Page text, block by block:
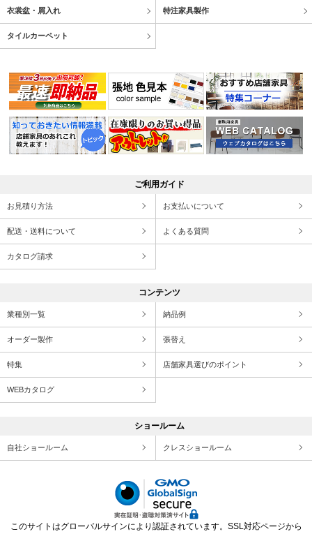
衣裳盆・屑入れ 特注家具製作
タイルカーペット
ご利用ガイド
お見積り方法 お支払いについて
配送・送料について よくある質問
カタログ請求
コンテンツ
業種別一覧 納品例
オーダー製作 張替え
特集 店舗家具選びのポイント
WEBカタログ
ショールーム
自社ショールーム クレスショールーム
このサイトはグローバルサインにより認証されています。SSL対応ページから